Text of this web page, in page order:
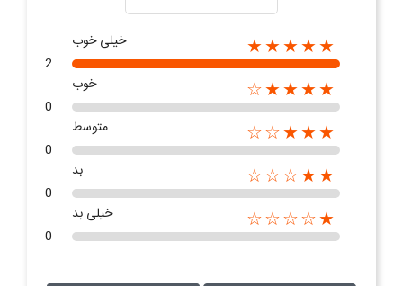
★★★★★
خیلی خوب
2
★★★★☆
خوب
0
★★★☆☆
متوسط
0
★★☆☆☆
بد
0
★☆☆☆☆
خیلی بد
0